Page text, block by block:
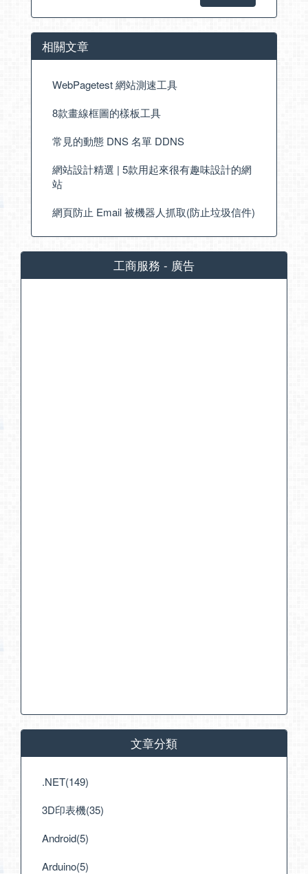
相關文章
WebPagetest 網站測速工具
8款畫線框圖的樣板工具
常見的動態 DNS 名單 DDNS
網站設計精選 | 5款用起來很有趣味設計的網
站
網頁防止 Email 被機器人抓取(防止垃圾信件)
工商服務 - 廣告
文章分類
.NET(149)
3D印表機(35)
Android(5)
Arduino(5)